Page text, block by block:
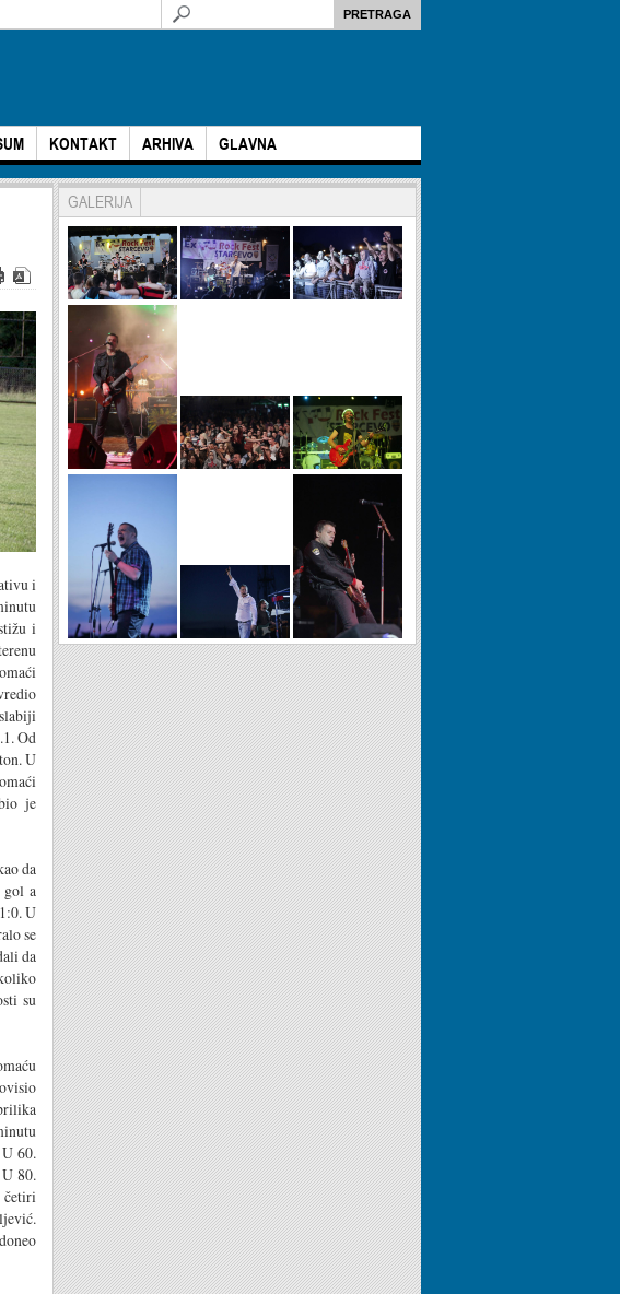
KONTAKT ARHIVA GLAVNA
i
i
Od
U
je
da
gol a
U
se
da
su
60.
80.
četiri
GALERIJA